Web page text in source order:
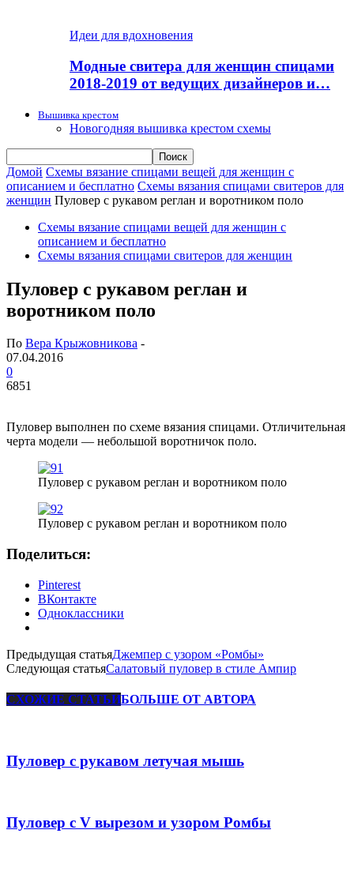
Идеи для вдохновения
Модные свитера для женщин спицами
2018-2019 от ведущих дизайнеров и…
Вышивка крестом
Новогодняя вышивка крестом схемы
Домой Схемы вязание спицами вещей для женщин с
описанием и бесплатно Схемы вязания спицами свитеров для
женщин Пуловер с рукавом реглан и воротником поло
Схемы вязание спицами вещей для женщин с
описанием и бесплатно
Схемы вязания спицами свитеров для женщин
Пуловер с рукавом реглан и
воротником поло
По Вера Крыжовникова -
07.04.2016
0
6851
Пуловер выполнен по схеме вязания спицами. Отличительная
черта модели — небольшой воротничок поло.
Пуловер с рукавом реглан и воротником поло
Пуловер с рукавом реглан и воротником поло
Поделиться:
Pinterest
ВКонтакте
Одноклассники
Предыдущая статьяДжемпер с узором «Ромбы»
Следующая статьяСалатовый пуловер в стиле Ампир
СХОЖИЕ СТАТЬИБОЛЬШЕ ОТ АВТОРА
Пуловер с рукавом летучая мышь
Пуловер с V вырезом и узором Ромбы